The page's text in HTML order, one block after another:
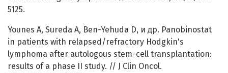
5125.
Younes A, Sureda A, Ben-Yehuda D, и др. Panobinostat
in patients with relapsed/refractory Hodgkin's
lymphoma after autologous stem-cell transplantation:
results of a phase II study. // J Clin Oncol.